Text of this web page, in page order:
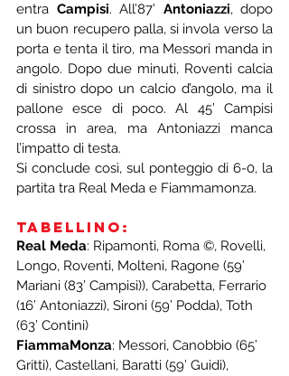
entra Campisi. All’87’ Antoniazzi, dopo
un buon recupero palla, si invola verso la
porta e tenta il tiro, ma Messori manda in
angolo. Dopo due minuti, Roventi calcia
di sinistro dopo un calcio d’angolo, ma il
pallone esce di poco. Al 45’ Campisi
crossa in area, ma Antoniazzi manca
l’impatto di testa.
Si conclude così, sul ponteggio di 6-0, la
partita tra Real Meda e Fiammamonza.
Tabellino:
Real Meda: Ripamonti, Roma ©, Rovelli,
Longo, Roventi, Molteni, Ragone (59’
Mariani (83’ Campisi)), Carabetta, Ferrario
(16’ Antoniazzi), Sironi (59’ Podda), Toth
(63’ Contini)
FiammaMonza: Messori, Canobbio (65’
Gritti), Castellani, Baratti (59’ Guidi),